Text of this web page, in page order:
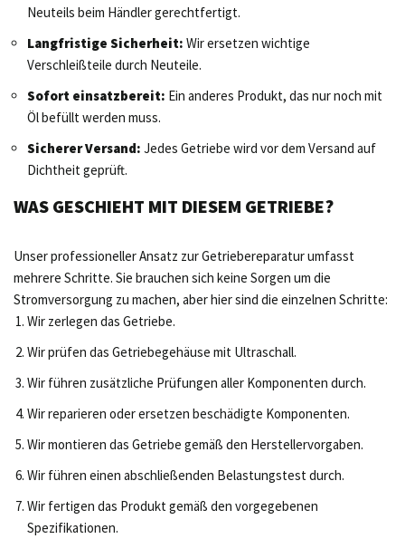
Neuteils beim Händler gerechtfertigt.
Langfristige Sicherheit: Wir ersetzen wichtige
Verschleißteile durch Neuteile.
Sofort einsatzbereit: Ein anderes Produkt, das nur noch mit
Öl befüllt werden muss.
Sicherer Versand: Jedes Getriebe wird vor dem Versand auf
Dichtheit geprüft.
WAS GESCHIEHT MIT DIESEM GETRIEBE?
Unser professioneller Ansatz zur Getriebereparatur umfasst
mehrere Schritte. Sie brauchen sich keine Sorgen um die
Stromversorgung zu machen, aber hier sind die einzelnen Schritte:
Wir zerlegen das Getriebe.
Wir prüfen das Getriebegehäuse mit Ultraschall.
Wir führen zusätzliche Prüfungen aller Komponenten durch.
Wir reparieren oder ersetzen beschädigte Komponenten.
Wir montieren das Getriebe gemäß den Herstellervorgaben.
Wir führen einen abschließenden Belastungstest durch.
Wir fertigen das Produkt gemäß den vorgegebenen
Spezifikationen.